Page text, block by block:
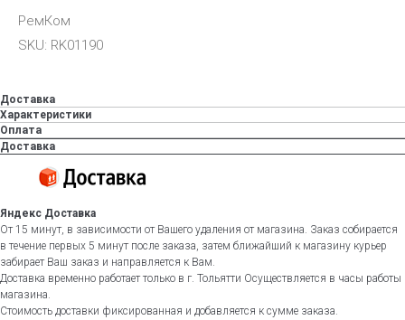
РемКом
SKU: RK01190
Доставка
Характеристики
Оплата
Доставка
Яндекс Доставка
От 15 минут, в зависимости от Вашего удаления от магазина. Заказ собирается
в течение первых 5 минут после заказа, затем ближайший к магазину курьер
забирает Ваш заказ и направляется к Вам.
Доставка временно работает только в г. Тольятти Осуществляется в часы работы
магазина.
Стоимость доставки фиксированная и добавляется к сумме заказа.